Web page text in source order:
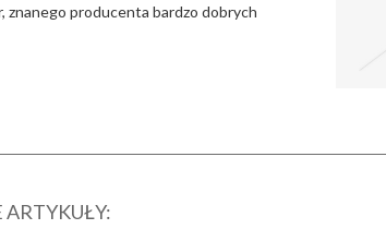
znanego producenta bardzo dobrych
ARTYKUŁY: